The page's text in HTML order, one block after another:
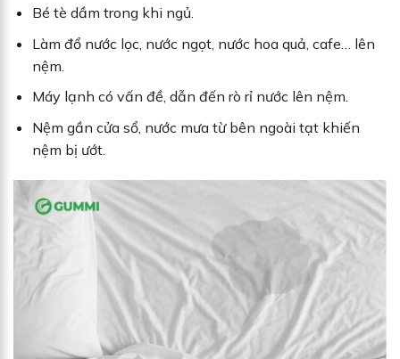
Bé tè dầm trong khi ngủ.
Làm đổ nước lọc, nước ngọt, nước hoa quả, cafe… lên
nệm.
Máy lạnh có vấn đề, dẫn đến rò rỉ nước lên nệm.
Nệm gần cửa sổ, nước mưa từ bên ngoài tạt khiến
nệm bị ướt.